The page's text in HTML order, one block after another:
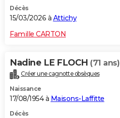
Décès
15/03/2026 à Attichy
Famille CARTON
Nadine LE FLOCH (71 ans)
Créer une cagnotte obsèques
Naissance
17/08/1954 à Maisons-Laffitte
Décès